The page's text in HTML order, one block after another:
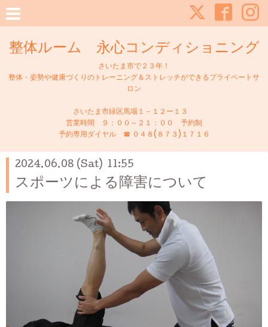
整体ルーム 永心コンディショニング
さいたま市で２３年！
整体・姿勢や健康づくりのトレーニング＆ストレッチができるプライベートサ
ロン
さいたま市緑区馬場１－１２ー１３
営業時間 ９：００～２１：００ 予約制
予約専用ダイヤル ☎ ０４８(８７３)１７１６
2024.06.08 (Sat) 11:55
スポーツによる障害について